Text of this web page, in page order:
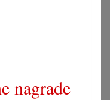
nagrade